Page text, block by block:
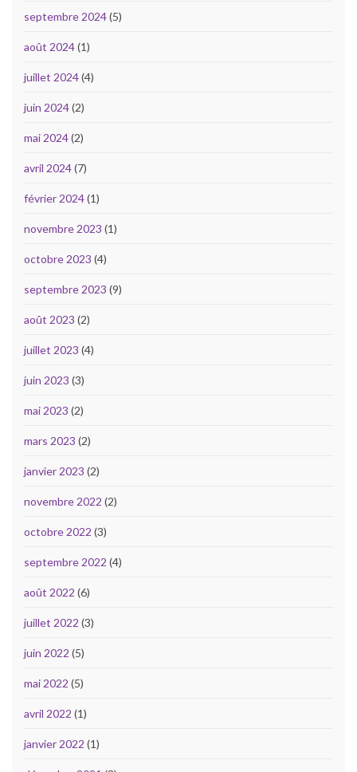
septembre 2024(5)
août 2024(1)
juillet 2024(4)
juin 2024(2)
mai 2024(2)
avril 2024(7)
février 2024(1)
novembre 2023 (1)
octobre 2023 (4)
septembre 2023 (9)
août 2023 (2)
juillet 2023 (4)
juin 2023 (3)
mai 2023 (2)
mars 2023 (2)
janvier 2023 (2)
novembre 2022 (2)
octobre 2022 (3)
septembre 2022 (4)
août 2022 (6)
juillet 2022 (3)
juin 2022 (5)
mai 2022 (5)
avril 2022 (1)
janvier 2022 (1)